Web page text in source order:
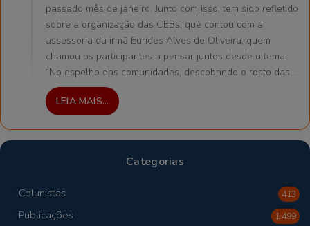
passado mês de janeiro. Junto com isso, tem sido refletido
sobre a organização das CEBs, que contou com a
assessoria da irmã Eurides Alves de Oliveira, quem
chamou os participantes a pensar juntos desde o tema:
“No espelho das comunidades, descobrindo o rosto das…
LEIA MAIS...
Categorias
Colunistas 413
Publicações 1.499